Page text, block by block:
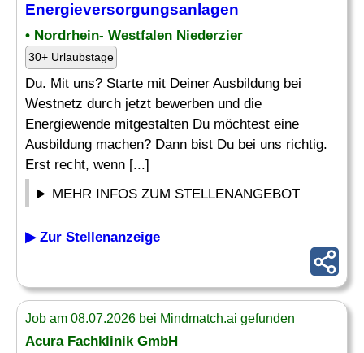
Energieversorgungsanlagen
• Nordrhein- Westfalen Niederzier
30+ Urlaubstage
Du. Mit uns? Starte mit Deiner Ausbildung bei
Westnetz durch jetzt bewerben und die
Energiewende mitgestalten Du möchtest eine
Ausbildung machen? Dann bist Du bei uns richtig.
Erst recht, wenn [...]
MEHR INFOS ZUM STELLENANGEBOT
▶ Zur Stellenanzeige
Job am 08.07.2026 bei Mindmatch.ai gefunden
Acura Fachklinik GmbH